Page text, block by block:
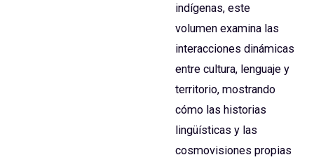
indígenas, este
volumen examina las
interacciones dinámicas
entre cultura, lenguaje y
territorio, mostrando
cómo las historias
lingüísticas y las
cosmovisiones propias